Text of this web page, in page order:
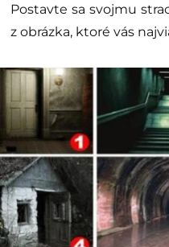
Postavte sa svojmu
z obrázka, ktoré vás